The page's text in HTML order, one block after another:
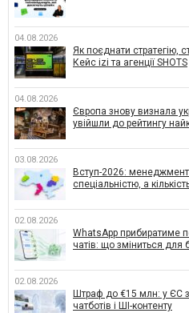
04.08.2026
Як поєднати стратегію,
Кейс izi та агенції SHOTS
04.08.2026
Європа знову визнала
увійшли до рейтингу
03.08.2026
Вступ-2026:
спеціальністю, а
02.08.2026
WhatsApp прибиратиме
чатів: що зміниться для
02.08.2026
Штраф до €15 млн: у ЄС
чатботів і ШІ-контенту